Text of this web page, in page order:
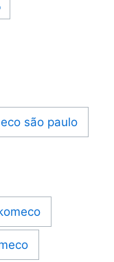
são paulo